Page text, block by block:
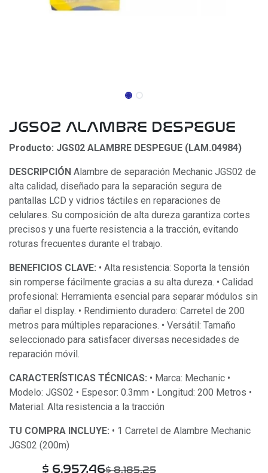
JGS02 ALAMBRE DESPEGUE
Producto: JGS02 ALAMBRE DESPEGUE (LAM.04984)
DESCRIPCIÓN Alambre de separación Mechanic JGS02 de
alta calidad, diseñado para la separación segura de
pantallas LCD y vidrios táctiles en reparaciones de
celulares. Su composición de alta dureza garantiza cortes
precisos y una fuerte resistencia a la tracción, evitando
roturas frecuentes durante el trabajo.
BENEFICIOS CLAVE: • Alta resistencia: Soporta la tensión
sin romperse fácilmente gracias a su alta dureza. • Calidad
profesional: Herramienta esencial para separar módulos sin
dañar el display. • Rendimiento duradero: Carretel de 200
metros para múltiples reparaciones. • Versátil: Tamaño
seleccionado para satisfacer diversas necesidades de
reparación móvil.
CARACTERÍSTICAS TÉCNICAS: • Marca: Mechanic •
Modelo: JGS02 • Espesor: 0.3mm • Longitud: 200 Metros •
Material: Alta resistencia a la tracción
TU COMPRA INCLUYE: • 1 Carretel de Alambre Mechanic
JGS02 (200m)
$ 6.957,46$8.185,25